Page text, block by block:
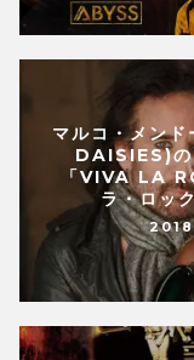
マルコ・メン
DAISIES)の
「VIVA LA
ラ・ロッ